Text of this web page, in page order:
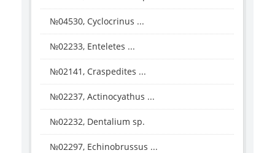
№04530, Cyclocrinus ...
№02233, Enteletes ...
№02141, Craspedites ...
№02237, Actinocyathus ...
№02232, Dentalium sp.
№02297, Echinobrussus ...